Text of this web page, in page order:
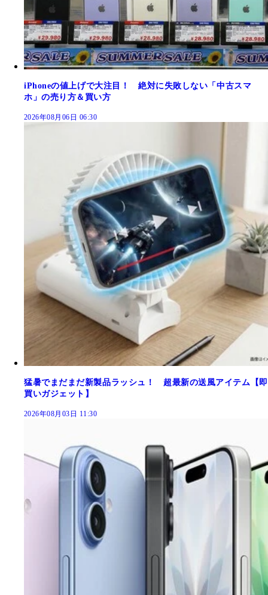
iPhoneの値上げで大注目！ 絶対に失敗しない「中古スマ
ホ」の売り方＆買い方
2026年08月06日 06:30
猛暑でまだまだ新製品ラッシュ！ 超最新の送風アイテム【即
買いガジェット】
2026年08月03日 11:30